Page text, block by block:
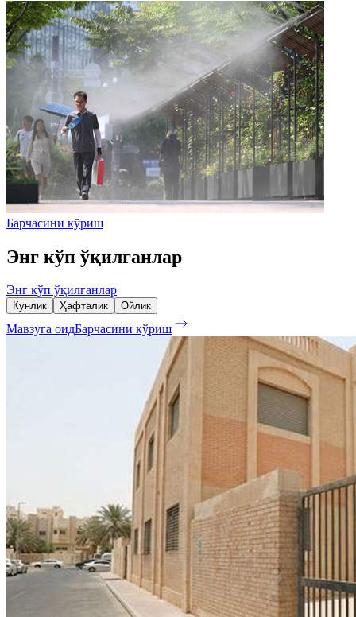
Барчасини кўриш
Энг кўп ўқилганлар
Энг кўп ўқилганлар
Кунлик Ҳафталик Ойлик
Мавзуга оидБарчасини кўриш